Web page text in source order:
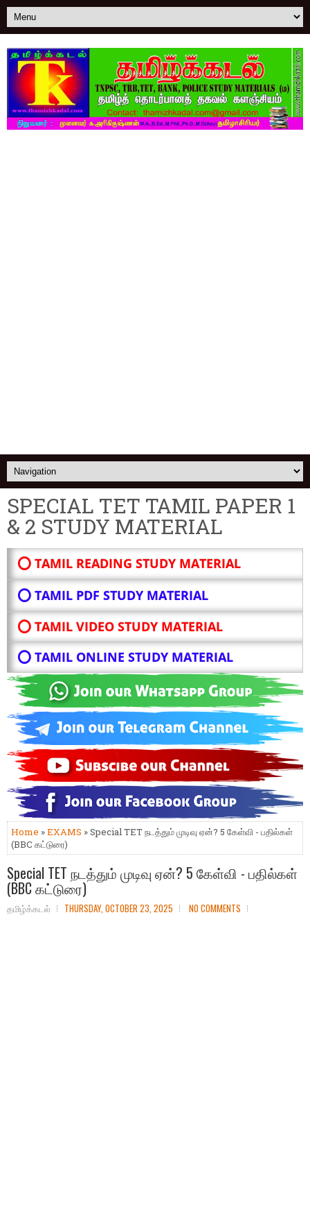
SPECIAL TET TAMIL PAPER 1
& 2 STUDY MATERIAL
⭕ TAMIL READING STUDY MATERIAL
⭕ TAMIL PDF STUDY MATERIAL
⭕ TAMIL VIDEO STUDY MATERIAL
⭕ TAMIL ONLINE STUDY MATERIAL
Home »EXAMS » Special TET நடத்தும் முடிவு ஏன்? 5 கேள்வி - பதில்கள்
(BBC கட்டுரை)
Special TET நடத்தும் முடிவு ஏன்? 5 கேள்வி - பதில்கள்
(BBC கட்டுரை)
தமிழ்க்கடல் THURSDAY, OCTOBER 23, 2025 NO COMMENTS